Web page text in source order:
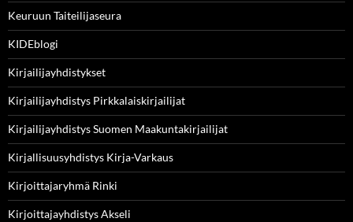
Keuruun Taiteilijaseura
KIDEblogi
Kirjailijayhdistykset
Kirjailijayhdistys Pirkkalaiskirjailijat
Kirjailijayhdistys Suomen Maakuntakirjailijat
Kirjallisuusyhdistys Kirja-Varkaus
Kirjoittajaryhmä Rinki
Kirjoittajayhdistys Akseli